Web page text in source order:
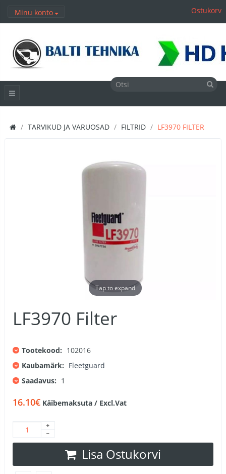
Minu konto Ostukorv
TARVIKUD JA VARUOSAD FILTRID LF3970 FILTER
Tap to expand
LF3970 Filter
Tootekood: 102016
Kaubamärk: Fleetguard
Saadavus: 1
16.10€ Käibemaksuta / Excl.Vat
Lisa Ostukorvi